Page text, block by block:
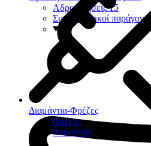
Διαμάντια-Φρέζες
Φρέζες
Διαμάντια
Αδροποιήσεις 15
Συγκολλητικοί παράγοντες